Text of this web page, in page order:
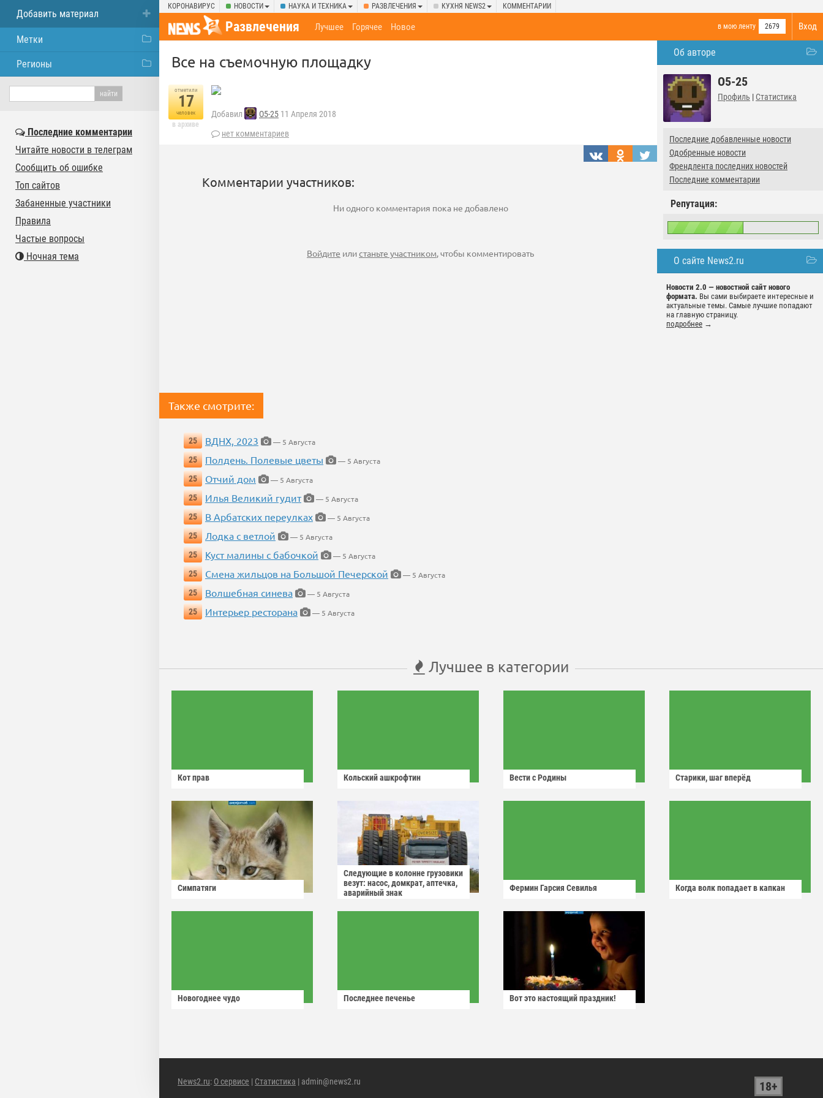
КОРОНАВИРУС НОВОСТИ НАУКА И ТЕХНИКА РАЗВЛЕЧЕНИЯ КУХНЯ NEWS2 КОММЕНТАРИИ
Вход
Развлечения в мою ленту 2679
Лучшее Горячее Новое
Об авторе
O5-25
Профиль | Статистика
Последние добавленные новости
Одобренные новости
Френдлента последних новостей
Последние комментарии
Репутация:
О сайте News2.ru
Новости 2.0 — новостной сайт нового
формата. Вы сами выбираете интересные и
актуальные темы. Самые лучшие попадают
на главную страницу.
подробнее →
Все на съемочную площадку
отметили
17
человек
в архиве
Добавил O5-25 11 Апреля 2018
нет комментариев
Комментарии участников:
Ни одного комментария пока не добавлено
Войдите илистаньте участником, чтобы комментировать
Также смотрите:
25 ВДНХ, 2023
— 5 Августа
25
Полдень. Полевые цветы
— 5 Августа
25
Отчий дом
— 5 Августа
25
Илья Великий гудит
— 5 Августа
25
В Арбатских переулках
— 5 Августа
25
Лодка с ветлой
— 5 Августа
25
Куст малины с бабочкой
— 5 Августа
25
Смена жильцов на Большой Печерской
— 5 Августа
25
Волшебная синева
— 5 Августа
25
Интерьер ресторана — 5 Августа
Лучшее в категории
Кот прав Кольский ашкрофтин Вести с Родины Старики, шаг вперёд
Симпатяги
Следующие в колонне грузовики
везут: насос, домкрат, аптечка,
аварийный знак
Фермин Гарсия Севилья Когда волк попадает в капкан
Новогоднее чудо Последнее печенье Вот это настоящий праздник!
News2.ru: О сервисе | Статистика | admin@news2.ru 18+
Добавить материал
Метки
Регионы
Последние комментарии
Читайте новости в телеграм
Сообщить об ошибке
Топ сайтов
Забаненные участники
Правила
Частые вопросы
Ночная тема